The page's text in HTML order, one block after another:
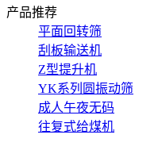
产品推荐
平面回转筛
刮板输送机
Z型提升机
YK系列圆振动筛
成人午夜无码
往复式给煤机